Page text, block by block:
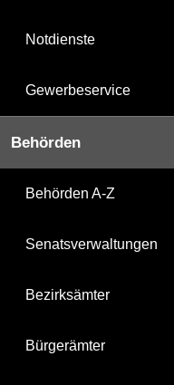
Notdienste
Gewerbeservice
Behörden
Behörden A-Z
Senatsverwaltungen
Bezirksämter
Bürgerämter